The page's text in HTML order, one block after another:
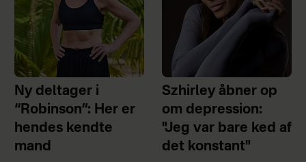
Ny deltager i
“Robinson”: Her er
hendes kendte
mand
Szhirley åbner op
om depression:
"Jeg var bare ked af
det konstant"